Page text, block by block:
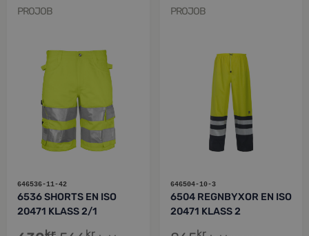
PROJOB
646536-11-42
6536 SHORTS EN ISO
20471 KLASS 2/1
PROJOB
646504-10-3
6504 REGNBYXOR EN ISO
20471 KLASS 2